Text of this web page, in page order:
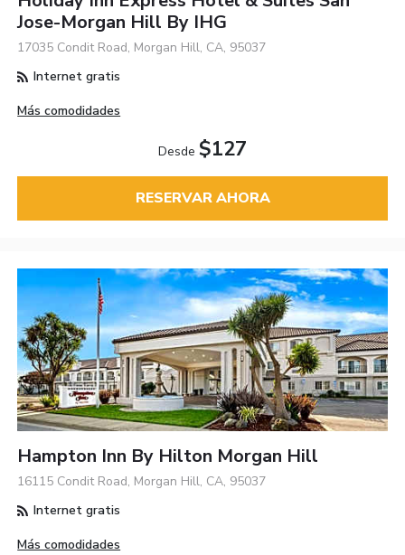
Jose-Morgan Hill By IHG
17035 Condit Road, Morgan Hill, CA, 95037
Internet gratis
Más comodidades
Desde $127
RESERVAR AHORA
Hampton Inn By Hilton Morgan Hill
16115 Condit Road, Morgan Hill, CA, 95037
Internet gratis
Más comodidades